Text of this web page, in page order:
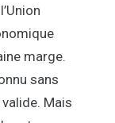
marge.
sans
Mais